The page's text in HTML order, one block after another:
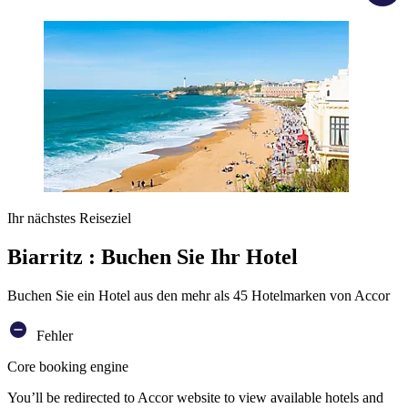
Ihr nächstes Reiseziel
Biarritz : Buchen Sie Ihr Hotel
Buchen Sie ein Hotel aus den mehr als 45 Hotelmarken von Accor
Fehler
Core booking engine
You’ll be redirected to Accor website to view available hotels and